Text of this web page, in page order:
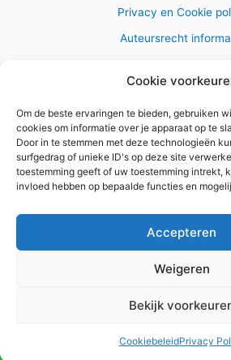
Cookie
Om de beste ervaringen te bieden, gebruiken
cookies om informatie over je apparaat op te
Door in te stemmen met deze technologieën
surfgedrag of unieke ID's op deze site
toestemming geeft of uw toestemming intrekt,
invloed hebben op bepaalde functies en
Accepteren
Weigeren
Bekijk
CookiebeleidPrivacy
Privacy en Cookie
Auteursrecht
Copyright © 2026
Vul hier je e-mail adres
GRATIS wandelboekje te
ontvangen
Versturen